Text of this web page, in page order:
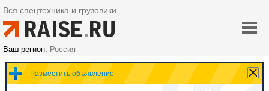
Вся спецтехника и грузовики
Ваш регион: Россия
Разместить объявление